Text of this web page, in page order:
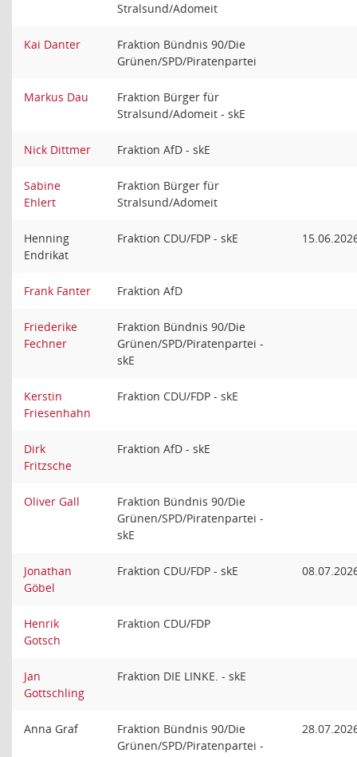
Stralsund/Adomeit
Kai Danter
Fraktion Bündnis 90/Die
Grünen/SPD/Piratenpartei
Markus Dau
Fraktion Bürger für
Stralsund/Adomeit - skE
Nick Dittmer Fraktion AfD - skE
Sabine
Ehlert
Fraktion Bürger für
Stralsund/Adomeit
Henning
Endrikat
Fraktion CDU/FDP - skE
Frank Fanter Fraktion AfD
Friederike
Fechner
Fraktion Bündnis 90/Die
Grünen/SPD/Piratenpartei -
skE
Kerstin
Friesenhahn
Fraktion CDU/FDP - skE
Dirk
Fritzsche
Fraktion AfD - skE
Oliver Gall
Fraktion Bündnis 90/Die
Grünen/SPD/Piratenpartei -
skE
Jonathan
Göbel
Fraktion CDU/FDP - skE
Henrik
Gotsch
Fraktion CDU/FDP
Jan
Gottschling
Fraktion DIE LINKE. - skE
Anna Graf
Fraktion Bündnis 90/Die
Grünen/SPD/Piratenpartei -